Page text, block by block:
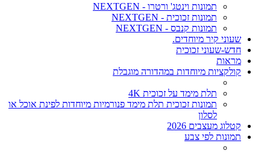
תמונות וינטג' ורטרו - NEXTGEN
תמונות זכוכית - NEXTGEN
תמונות קנבס - NEXTGEN
שעוני קיר מיוחדים.
חדש-שעוני זכוכית
מראות
קולקציות מיוחדות במהדורה מוגבלת
תלת מימד על זכוכית 4K
תמונות זכוכית תלת מימד פנורמיות מיוחדות לפינת אוכל או
לסלון
קטלוג מעצבים 2026
תמונות לפי צבע